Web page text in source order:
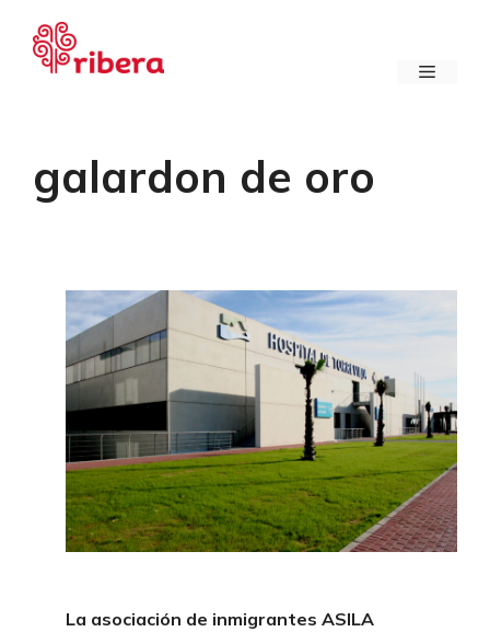
contenido
Menú
galardon de oro
La asociación de inmigrantes ASILA